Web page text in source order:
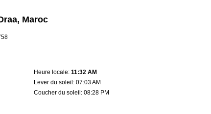
Maroc
Heure locale: 11:32 AM
Lever du soleil: 07:03 AM
Coucher du soleil: 08:28 PM